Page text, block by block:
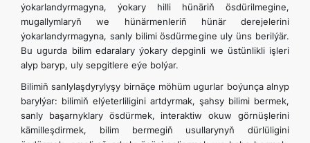
ýokarlandyrmagyna, ýokary hilli hünäriň ösdürilmegine,
mugallymlaryň we hünärmenleriň hünär derejelerini
ýokarlandyrmagyna, sanly bilimi ösdürmegine uly üns berilýär.
Bu ugurda bilim edaralary ýokary depginli we üstünlikli işleri
alyp baryp, uly sepgitlere eýe bolýar.
Bilimiň sanlylaşdyrylyşy birnäçe möhüm ugurlar boýunça alnyp
barylýar: bilimiň elýeterliligini artdyrmak, şahsy bilimi bermek,
sanly başarnyklary ösdürmek, interaktiw okuw görnüşlerini
kämilleşdirmek, bilim bermegiň usullarynyň dürlüligini